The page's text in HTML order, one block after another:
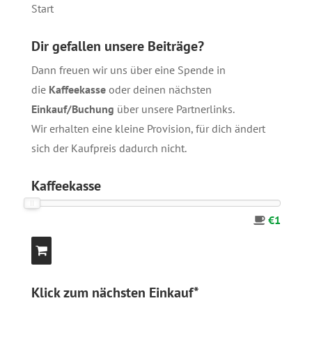
Start
Dir gefallen unsere Beiträge?
Dann freuen wir uns über eine Spende in
die Kaffeekasseoder deinen nächsten
Einkauf/Buchung über unsere Partnerlinks.
Wir erhalten eine kleine Provision, für dich ändert
sich der Kaufpreis dadurch nicht.
Kaffeekasse
€1
Klick zum nächsten Einkauf*